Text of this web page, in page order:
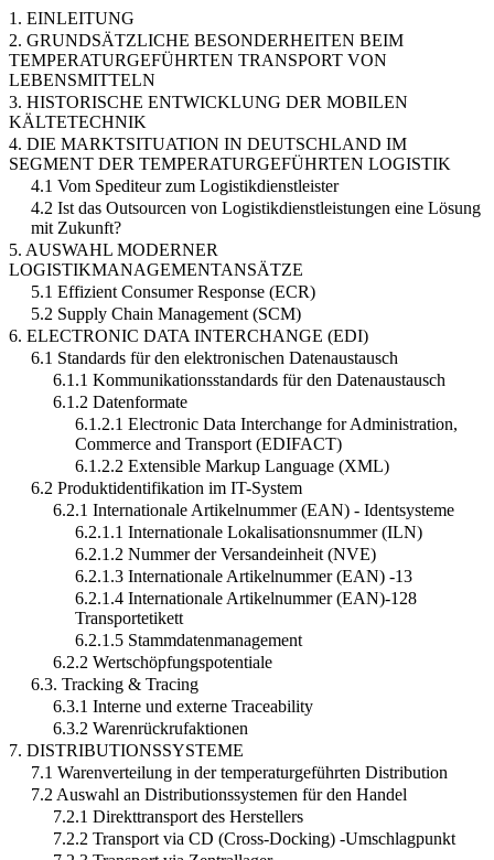
1. EINLEITUNG
2. GRUNDSÄTZLICHE BESONDERHEITEN BEIM
TEMPERATURGEFÜHRTEN TRANSPORT VON
LEBENSMITTELN
3. HISTORISCHE ENTWICKLUNG DER MOBILEN
KÄLTETECHNIK
4. DIE MARKTSITUATION IN DEUTSCHLAND IM
SEGMENT DER TEMPERATURGEFÜHRTEN LOGISTIK
4.1 Vom Spediteur zum Logistikdienstleister
4.2 Ist das Outsourcen von Logistikdienstleistungen eine Lösung
mit Zukunft?
5. AUSWAHL MODERNER
LOGISTIKMANAGEMENTANSÄTZE
5.1 Effizient Consumer Response (ECR)
5.2 Supply Chain Management (SCM)
6. ELECTRONIC DATA INTERCHANGE (EDI)
6.1 Standards für den elektronischen Datenaustausch
6.1.1 Kommunikationsstandards für den Datenaustausch
6.1.2 Datenformate
6.1.2.1 Electronic Data Interchange for Administration,
Commerce and Transport (EDIFACT)
6.1.2.2 Extensible Markup Language (XML)
6.2 Produktidentifikation im IT-System
6.2.1 Internationale Artikelnummer (EAN) - Identsysteme
6.2.1.1 Internationale Lokalisationsnummer (ILN)
6.2.1.2 Nummer der Versandeinheit (NVE)
6.2.1.3 Internationale Artikelnummer (EAN) -13
6.2.1.4 Internationale Artikelnummer (EAN)-128
Transportetikett
6.2.1.5 Stammdatenmanagement
6.2.2 Wertschöpfungspotentiale
6.3. Tracking & Tracing
6.3.1 Interne und externe Traceability
6.3.2 Warenrückrufaktionen
7. DISTRIBUTIONSSYSTEME
7.1 Warenverteilung in der temperaturgeführten Distribution
7.2 Auswahl an Distributionssystemen für den Handel
7.2.1 Direkttransport des Herstellers
7.2.2 Transport via CD (Cross-Docking) -Umschlagpunkt